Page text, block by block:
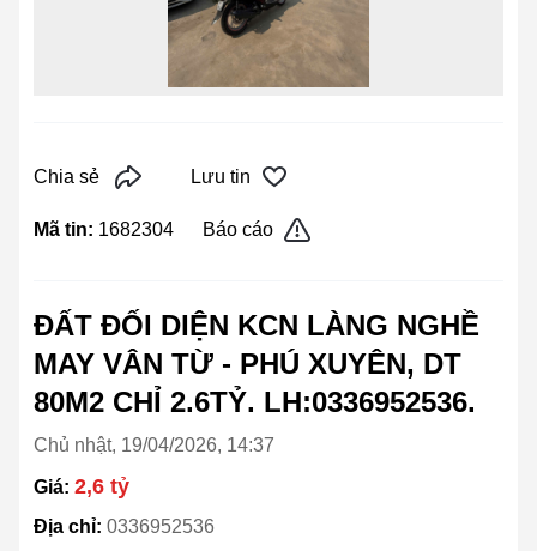
Chia sẻ Lưu tin
Mã tin: 1682304 Báo cáo
ĐẤT ĐỐI DIỆN KCN LÀNG NGHỀ
MAY VÂN TỪ - PHÚ XUYÊN, DT
80M2 CHỈ 2.6TỶ. LH:0336952536.
Chủ nhật, 19/04/2026, 14:37
Giá: 2,6 tỷ
Địa chỉ: 0336952536